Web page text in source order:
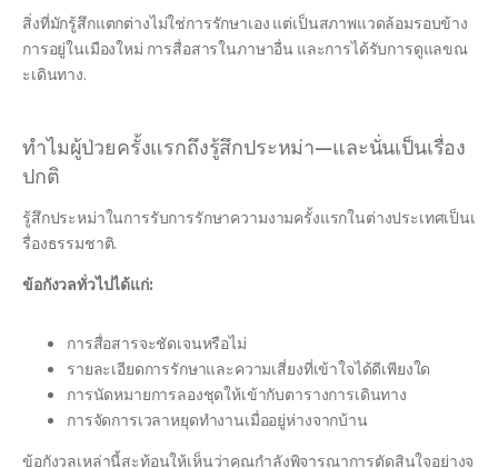
สิ่งที่มักรู้สึกแตกต่างไม่ใช่การรักษาเอง แต่เป็นสภาพแวดล้อมรอบข้าง
การอยู่ในเมืองใหม่ การสื่อสารในภาษาอื่น และการได้รับการดูแลขณ
ะเดินทาง.
ทำไมผู้ป่วยครั้งแรกถึงรู้สึกประหม่า—และนั่นเป็นเรื่อง
ปกติ
รู้สึกประหม่าในการรับการรักษาความงามครั้งแรกในต่างประเทศเป็นเ
รื่องธรรมชาติ.
ข้อกังวลทั่วไปได้แก่:
การสื่อสารจะชัดเจนหรือไม่
รายละเอียดการรักษาและความเสี่ยงที่เข้าใจได้ดีเพียงใด
การนัดหมายการลองชุดให้เข้ากับตารางการเดินทาง
การจัดการเวลาหยุดทำงานเมื่ออยู่ห่างจากบ้าน
ข้อกังวลเหล่านี้สะท้อนให้เห็นว่าคุณกำลังพิจารณาการตัดสินใจอย่างจ